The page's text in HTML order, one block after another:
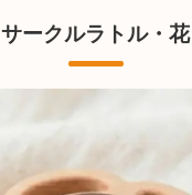
サークルラトル・花